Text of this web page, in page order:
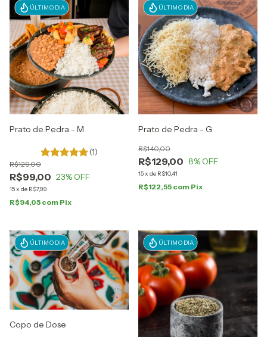
ÚLTIMO DIA
Prato de Pedra - M
(1)
R$99,00
R$129,00
23% OFF
15x de R$7,99
R$94,05 com Pix
ÚLTIMO DIA
Prato de Pedra - G
R$129,00
R$140,00
8% OFF
15x de R$10,41
R$122,55 com Pix
ÚLTIMO DIA
Copo de Dose
ÚLTIMO DIA